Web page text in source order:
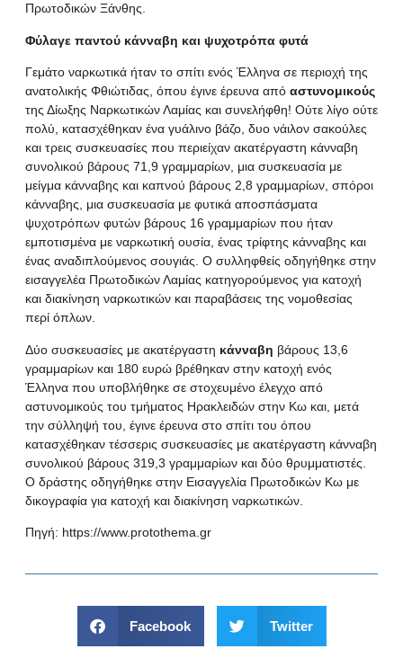
Πρωτοδικών Ξάνθης.
Φύλαγε παντού κάνναβη και ψυχοτρόπα φυτά
Γεμάτο ναρκωτικά ήταν το σπίτι ενός Έλληνα σε περιοχή της
ανατολικής Φθιώτιδας, όπου έγινε έρευνα από αστυνομικούς
της Δίωξης Ναρκωτικών Λαμίας και συνελήφθη! Ούτε λίγο ούτε
πολύ, κατασχέθηκαν ένα γυάλινο βάζο, δυο νάιλον σακούλες
και τρεις συσκευασίες που περιείχαν ακατέργαστη κάνναβη
συνολικού βάρους 71,9 γραμμαρίων, μια συσκευασία με
μείγμα κάνναβης και καπνού βάρους 2,8 γραμμαρίων, σπόροι
κάνναβης, μια συσκευασία με φυτικά αποσπάσματα
ψυχοτρόπων φυτών βάρους 16 γραμμαρίων που ήταν
εμποτισμένα με ναρκωτική ουσία, ένας τρίφτης κάνναβης και
ένας αναδιπλούμενος σουγιάς. Ο συλληφθείς οδηγήθηκε στην
εισαγγελέα Πρωτοδικών Λαμίας κατηγορούμενος για κατοχή
και διακίνηση ναρκωτικών και παραβάσεις της νομοθεσίας
περί όπλων.
Δύο συσκευασίες με ακατέργαστη κάνναβη βάρους 13,6
γραμμαρίων και 180 ευρώ βρέθηκαν στην κατοχή ενός
Έλληνα που υποβλήθηκε σε στοχευμένο έλεγχο από
αστυνομικούς του τμήματος Ηρακλειδών στην Κω και, μετά
την σύλληψή του, έγινε έρευνα στο σπίτι του όπου
κατασχέθηκαν τέσσερις συσκευασίες με ακατέργαστη κάνναβη
συνολικού βάρους 319,3 γραμμαρίων και δύο θρυμματιστές.
Ο δράστης οδηγήθηκε στην Εισαγγελία Πρωτοδικών Κω με
δικογραφία για κατοχή και διακίνηση ναρκωτικών.
Πηγή: https://www.protothema.gr
Facebook Twitter